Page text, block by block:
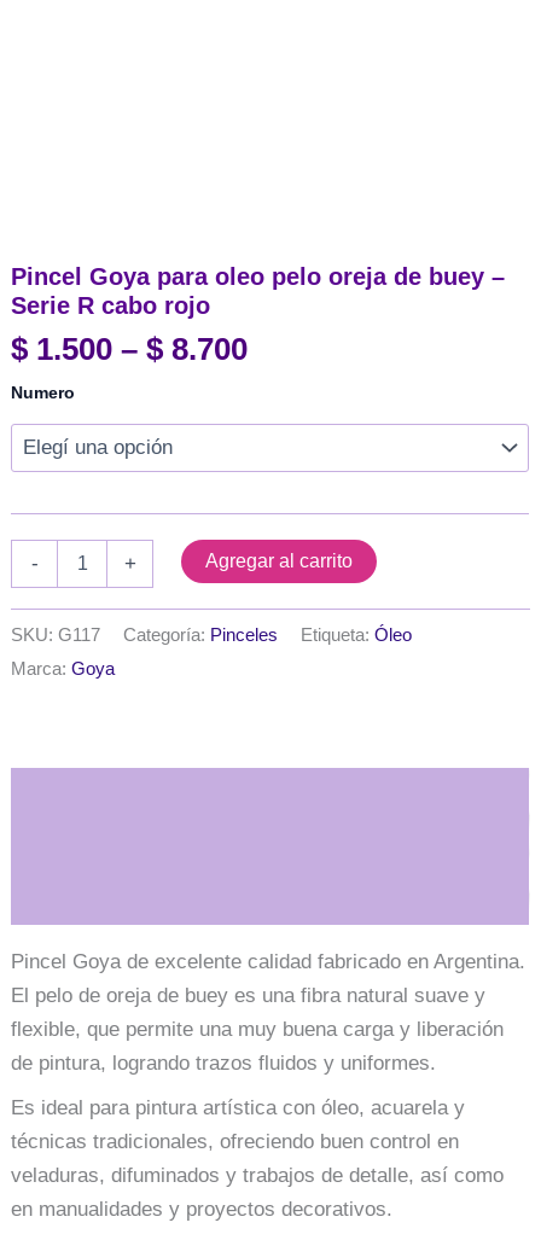
Pincel Goya para oleo pelo oreja de buey –
Serie R cabo rojo
$ 1.500 – $ 8.700Rango
precios:
$ 1.500
hasta
$ 8.700
Numero
-
pelo
oreja
Serie
+ Agregar al carrito
SKU:G117 Categoría: Pinceles Etiqueta:Óleo
Marca:Goya
Pincel Goya de excelente calidad fabricado en Argentina.
El pelo de oreja de buey es una fibra natural suave y
flexible, que permite una muy buena carga y liberación
de pintura, logrando trazos fluidos y uniformes.
Es ideal para pintura artística con óleo, acuarela y
técnicas tradicionales, ofreciendo buen control en
veladuras, difuminados y trabajos de detalle, así como
en manualidades y proyectos decorativos.